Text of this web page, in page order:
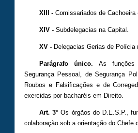
XIII -Comissariados de Cachoeira
XIV -Subdelegacias na Capital.
XV -Delegacias Gerias de Polícia
Parágrafo único. As funções
Segurança Pessoal, de Segurança
Roubos e Falsificações e de
exercidas por bacharéis em Direito.
Art. 3° Os órgãos do D.E.S.P.,
colaboração sob a orientação do Chefe